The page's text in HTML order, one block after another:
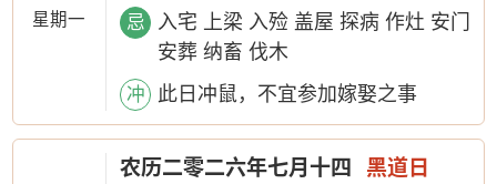
星期一 忌
入宅 上梁 入殓 盖屋 探病 作灶 安门
安葬 纳畜 伐木
冲 此日冲鼠，不宜参加嫁娶之事
农历二零二六年七月十四 黑道日